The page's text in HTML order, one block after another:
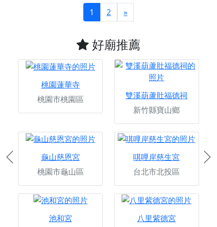
1 2 »
好廟推薦
桃園蓮華寺
桃園市桃園區
雙溪葫蘆肚福德祠
新竹縣寶山鄉
龜山慈恩宮
桃園市龜山區
唭哩岸慈生宮
台北市北投區
池和宮
八里紫德宮
Previous